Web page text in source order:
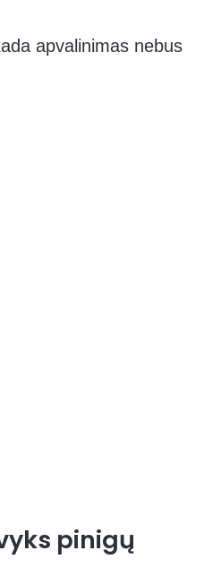
apvalinimas nebus
pinigų